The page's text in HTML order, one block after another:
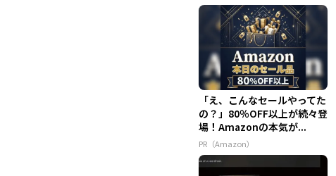
「え、こんなセールやってた
の？」80％OFF以上が続々登
場！Amazonの本気が...
PR（Amazon）